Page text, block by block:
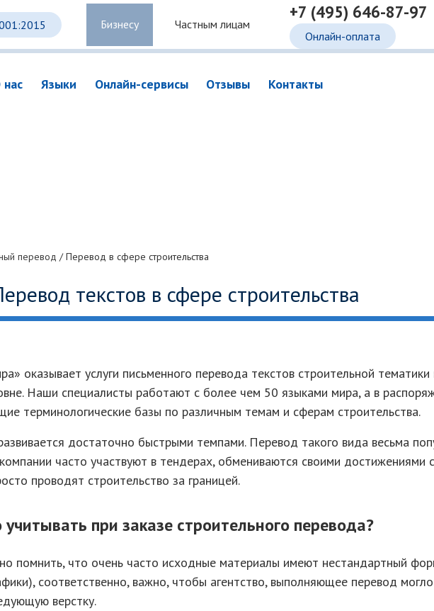
Бизнесу Частным лицам
+7 (495) 646-87-97
Онлайн-оплата
нас Языки Онлайн-сервисы Отзывы Контакты
перевод /Перевод в сфере строительства
текстов в сфере строительства
оказывает услуги письменного перевода текстов строительной тематики
Наши специалисты работают с более чем 50 языками мира, а в
терминологические базы по различным темам и сферам строительства.
достаточно быстрыми темпами. Перевод такого вида весьма
часто участвуют в тендерах, обмениваются своими достижениями с
проводят строительство за границей.
при заказе строительного перевода?
помнить, что очень часто исходные материалы имеют нестандартный
соответственно, важно, чтобы агентство, выполняющее перевод могло
верстку.